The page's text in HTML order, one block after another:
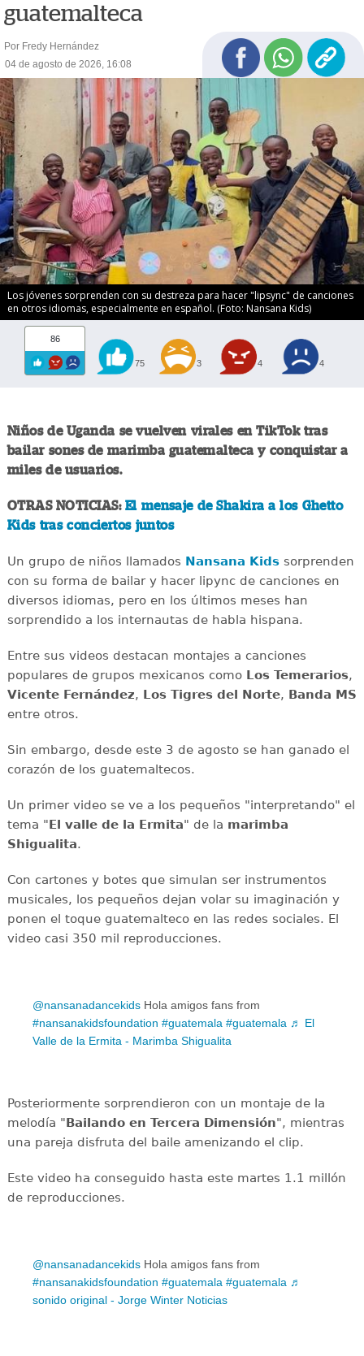
guatemalteca
Por Fredy Hernández
04 de agosto de 2026, 16:08
Los jóvenes sorprenden con su destreza para hacer "lipsync" de canciones
en otros idiomas, especialmente en español. (Foto: Nansana Kids)
86
75 3 4 4
Niños de Uganda se vuelven virales en TikTok tras
bailar sones de marimba guatemalteca y conquistar a
miles de usuarios.
OTRAS NOTICIAS: El mensaje de Shakira a los Ghetto
Kids tras conciertos juntos
Un grupo de niños llamados Nansana Kidssorprenden
con su forma de bailar y hacer lipync de canciones en
diversos idiomas, pero en los últimos meses han
sorprendido a los internautas de habla hispana.
Entre sus videos destacan montajes a canciones
populares de grupos mexicanos como Los Temerarios,
Vicente Fernández, Los Tigres del Norte, Banda MS
entre otros.
Sin embargo, desde este 3 de agosto se han ganado el
corazón de los guatemaltecos.
Un primer video se ve a los pequeños "interpretando" el
tema "El valle de la Ermita" de la marimba
Shigualita.
Con cartones y botes que simulan ser instrumentos
musicales, los pequeños dejan volar su imaginación y
ponen el toque guatemalteco en las redes sociales. El
video casi 350 mil reproducciones.
@nansanadancekids Hola amigos fans from
#nansanakidsfoundation #guatemala #guatemala ♬ El
Valle de la Ermita - Marimba Shigualita
Posteriormente sorprendieron con un montaje de la
melodía "Bailando en Tercera Dimensión", mientras
una pareja disfruta del baile amenizando el clip.
Este video ha conseguido hasta este martes 1.1 millón
de reproducciones.
@nansanadancekids Hola amigos fans from
#nansanakidsfoundation #guatemala #guatemala ♬
sonido original - Jorge Winter Noticias